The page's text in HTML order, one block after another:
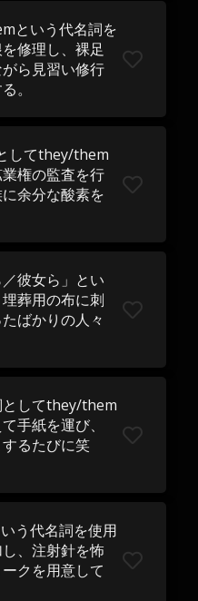
という代名詞を
修理し、裸足
ら見習い修行
。
してthey/them
権の監査を行
余分な酸素を
彼女ら」とい
葬用の布に刺
ばかりの人々
としてthey/them
手紙を運び、
るたびに笑
う代名詞を使用
、注射針を怖
クを用意して